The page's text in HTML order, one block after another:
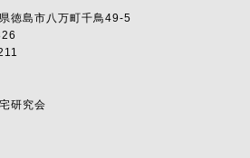
徳島市八万町千鳥49-5
研究会